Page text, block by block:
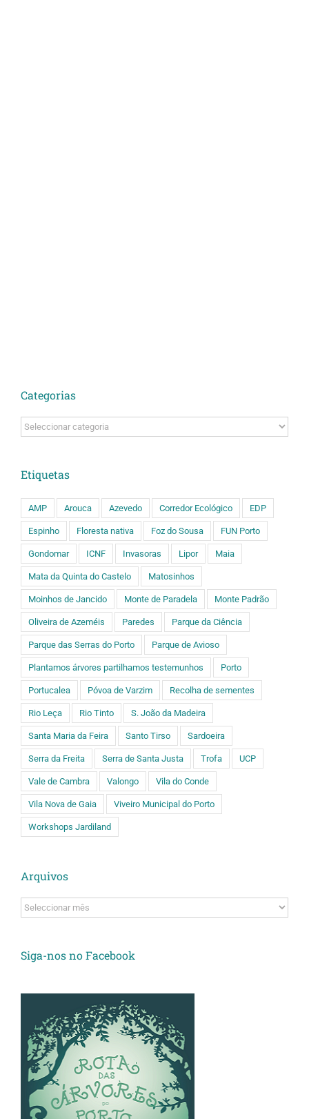
Categorias
Categorias
Etiquetas
AMP Arouca Azevedo Corredor Ecológico EDP
Espinho Floresta nativa Foz do Sousa FUN Porto
Gondomar ICNF Invasoras Lipor Maia
Mata da Quinta do Castelo Matosinhos
Moinhos de Jancido Monte de Paradela Monte Padrão
Oliveira de Azeméis Paredes Parque da Ciência
Parque das Serras do Porto Parque de Avioso
Plantamos árvores partilhamos testemunhos Porto
Portucalea Póvoa de Varzim Recolha de sementes
Rio Leça Rio Tinto S. João da Madeira
Santa Maria da Feira Santo Tirso Sardoeira
Serra da Freita Serra de Santa Justa Trofa UCP
Vale de Cambra Valongo Vila do Conde
Vila Nova de Gaia Viveiro Municipal do Porto
Workshops Jardiland
Arquivos
Arquivos
Siga-nos no Facebook